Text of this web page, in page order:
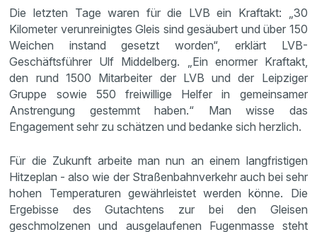
Die letzten Tage waren für die LVB ein Kraftakt: „30
Kilometer verunreinigtes Gleis sind gesäubert und über 150
Weichen instand gesetzt worden“, erklärt LVB-
Geschäftsführer Ulf Middelberg. „Ein enormer Kraftakt,
den rund 1500 Mitarbeiter der LVB und der Leipziger
Gruppe sowie 550 freiwillige Helfer in gemeinsamer
Anstrengung gestemmt haben.“ Man wisse das
Engagement sehr zu schätzen und bedanke sich herzlich.
Für die Zukunft arbeite man nun an einem langfristigen
Hitzeplan - also wie der Straßenbahnverkehr auch bei sehr
hohen Temperaturen gewährleistet werden könne. Die
Ergebisse des Gutachtens zur bei den Gleisen
geschmolzenen und ausgelaufenen Fugenmasse steht